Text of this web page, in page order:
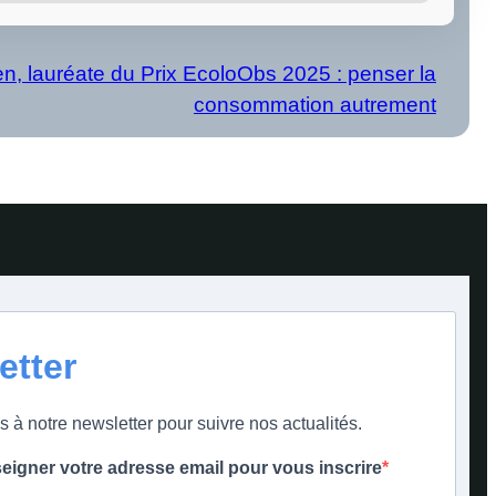
lauréate du Prix EcoloObs 2025 : penser la
consommation autrement
à notre newsletter pour suivre nos actualités.
votre adresse email pour vous inscrire